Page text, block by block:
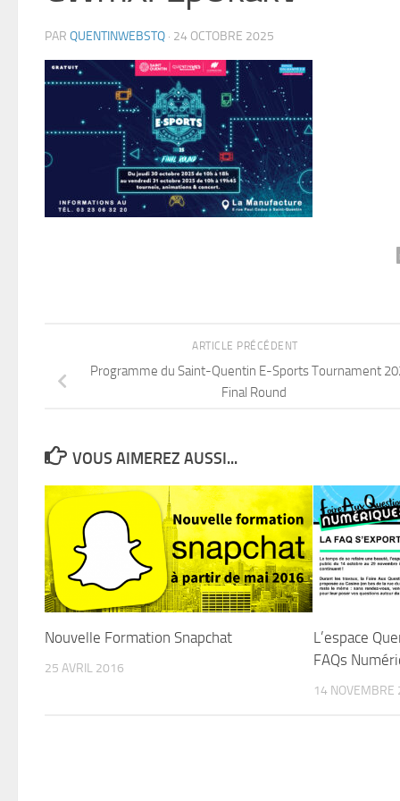
PAR QUENTINWEBSTQ · 24 OCTOBRE 2025
ARTICLE PRÉCÉDENT
Programme du Saint-Quentin E-Sports Tournament
Final Round
VOUS AIMEREZ AUSSI...
Nouvelle Formation Snapchat
25 AVRIL 2016
L’espace
FAQs
14 NOVEMBRE